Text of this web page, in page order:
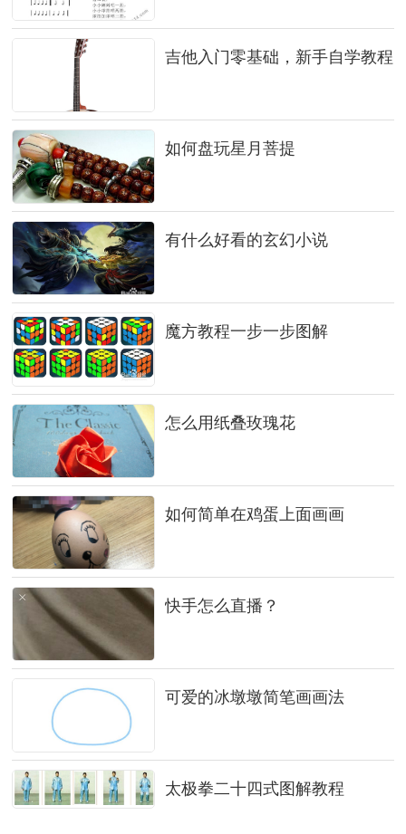
吉他入门零基础，新手自学教程
如何盘玩星月菩提
有什么好看的玄幻小说
魔方教程一步一步图解
怎么用纸叠玫瑰花
如何简单在鸡蛋上面画画
快手怎么直播？
可爱的冰墩墩简笔画画法
太极拳二十四式图解教程